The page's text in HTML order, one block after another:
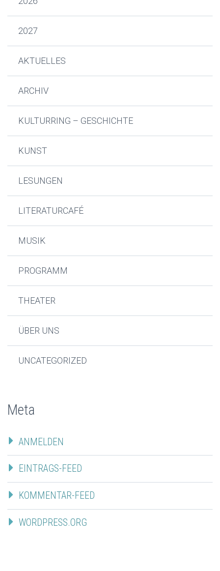
2027
AKTUELLES
ARCHIV
KULTURRING – GESCHICHTE
KUNST
LESUNGEN
LITERATURCAFÉ
MUSIK
PROGRAMM
THEATER
ÜBER UNS
UNCATEGORIZED
Meta
ANMELDEN
EINTRAGS-FEED
KOMMENTAR-FEED
WORDPRESS.ORG